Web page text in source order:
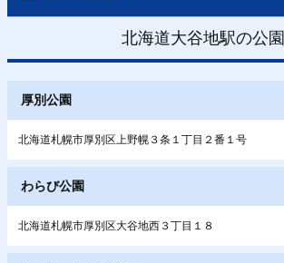
北海道大谷地駅の公園
厚別公園
北海道札幌市厚別区上野幌３条１丁目２番１号
わらび公園
北海道札幌市厚別区大谷地西３丁目１８